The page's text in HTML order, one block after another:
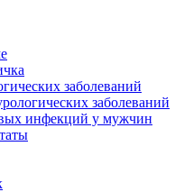
заболеваний
заболеваний
инфекций у мужчин